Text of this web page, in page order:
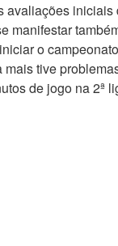
manifestar
o
tive
de jogo na 2ª